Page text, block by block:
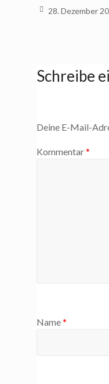
28. Dezember
Schreibe
Deine E-Mail-
Kommentar*
Name*